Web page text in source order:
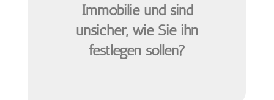
Immobilie und sind
unsicher, wie Sie ihn
festlegen sollen?